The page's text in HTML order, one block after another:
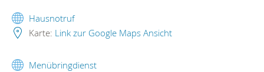
Hausnotruf
Karte: Link zur Google Maps Ansicht
Menübringdienst